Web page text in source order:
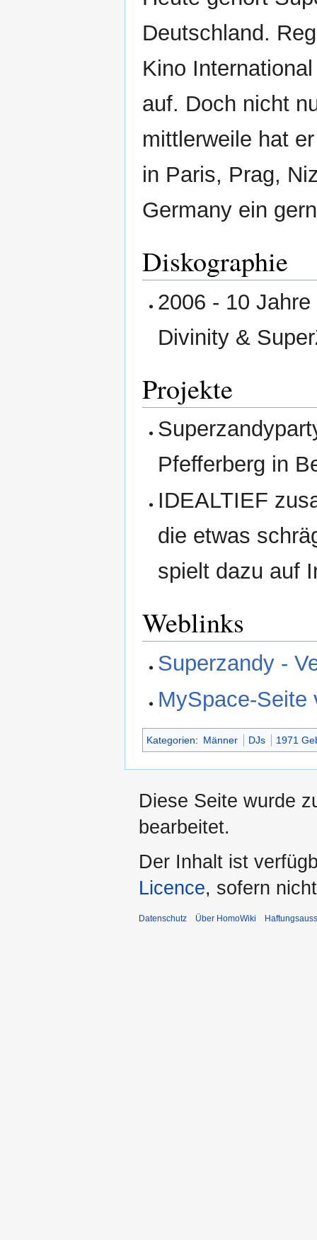
Deutschland.
Kino
auf. Doch nicht
mittlerweile hat
in Paris, Prag,
Germany ein
Diskographie
2006 - 10
Divinity &
Projekte
Pfefferberg in
IDEALTIEF
die etwas
spielt dazu auf
Weblinks
Superzandy -
MySpace-Seite
Kategorien: Männer DJs 1971
Diese Seite wurde
bearbeitet.
Der Inhalt ist
Licence, sofern
Datenschutz Über HomoWiki